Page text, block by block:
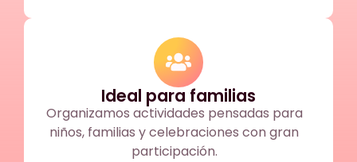
Ideal para familias
Organizamos actividades pensadas para
niños, familias y celebraciones con gran
participación.